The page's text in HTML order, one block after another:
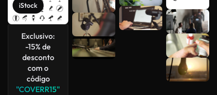
iStock
Exclusivo:
-15% de
desconto
com o
código
"COVERR15"
Veja mais